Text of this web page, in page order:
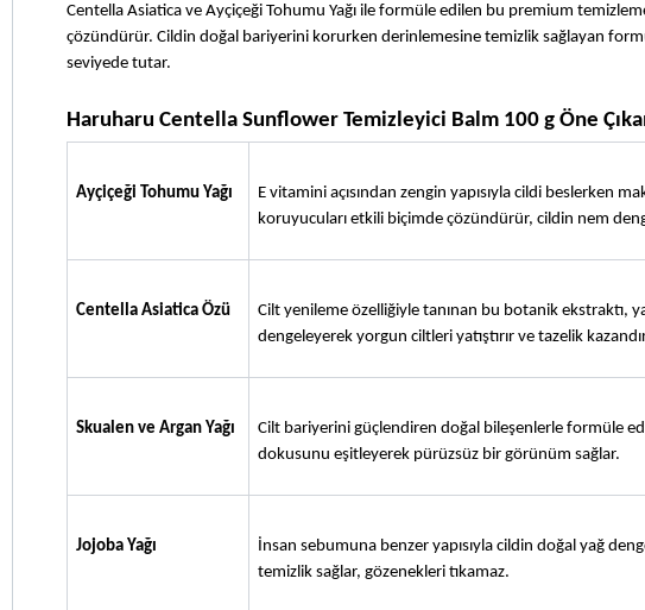
Centella Asiatica ve Ayçiçeği Tohumu Yağı ile formüle edilen bu premium
çözündürür. Cildin doğal bariyerini korurken derinlemesine temizlik sağlayan
seviyede tutar.
Haruharu Centella Sunflower Temizleyici Balm 100 g Öne
Ayçiçeği Tohumu Yağı
E vitamini açısından zengin yapısıyla cildi beslerken
koruyucuları etkili biçimde çözündürür, cildin nem
Centella Asiatica Özü
Cilt yenileme özelliğiyle tanınan bu botanik ekstraktı,
dengeleyerek yorgun ciltleri yatıştırır ve tazelik
Skualen ve Argan Yağı
Cilt bariyerini güçlendiren doğal bileşenlerle formüle
dokusunu eşitleyerek pürüzsüz bir görünüm sağlar.
Jojoba Yağı
İnsan sebumuna benzer yapısıyla cildin doğal yağ
temizlik sağlar, gözenekleri tıkamaz.